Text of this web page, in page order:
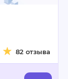
82 отзыва